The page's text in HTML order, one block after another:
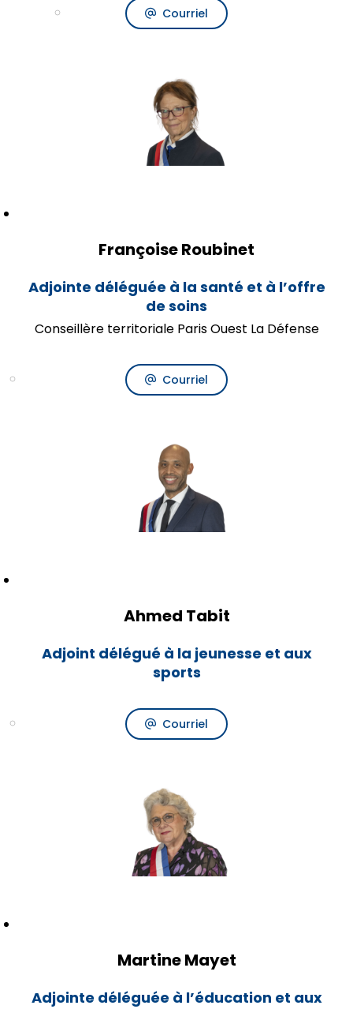
Courriel
Françoise Roubinet
Adjointe déléguée à la santé et à l’offre
de soins
Conseillère territoriale Paris Ouest La Défense
Courriel
Ahmed Tabit
Adjoint délégué à la jeunesse et aux
sports
Courriel
Martine Mayet
Adjointe déléguée à l’éducation et aux